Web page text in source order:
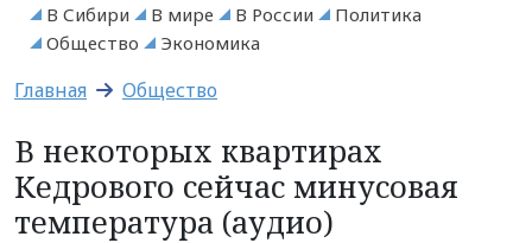
В Сибири В мире В России
Политика
Общество
Экономика
Главная Общество
В некоторых квартирах
Кедрового сейчас минусовая
температура (аудио)